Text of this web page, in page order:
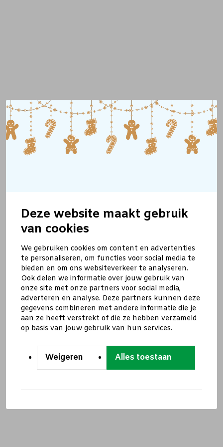
Deze website maakt gebruik
van cookies
We gebruiken cookies om content en advertenties
te personaliseren, om functies voor social media te
bieden en om ons websiteverkeer te analyseren.
Ook delen we informatie over jouw gebruik van
onze site met onze partners voor social media,
adverteren en analyse. Deze partners kunnen deze
gegevens combineren met andere informatie die je
aan ze heeft verstrekt of die ze hebben verzameld
op basis van jouw gebruik van hun services.
Weigeren Alles toestaan